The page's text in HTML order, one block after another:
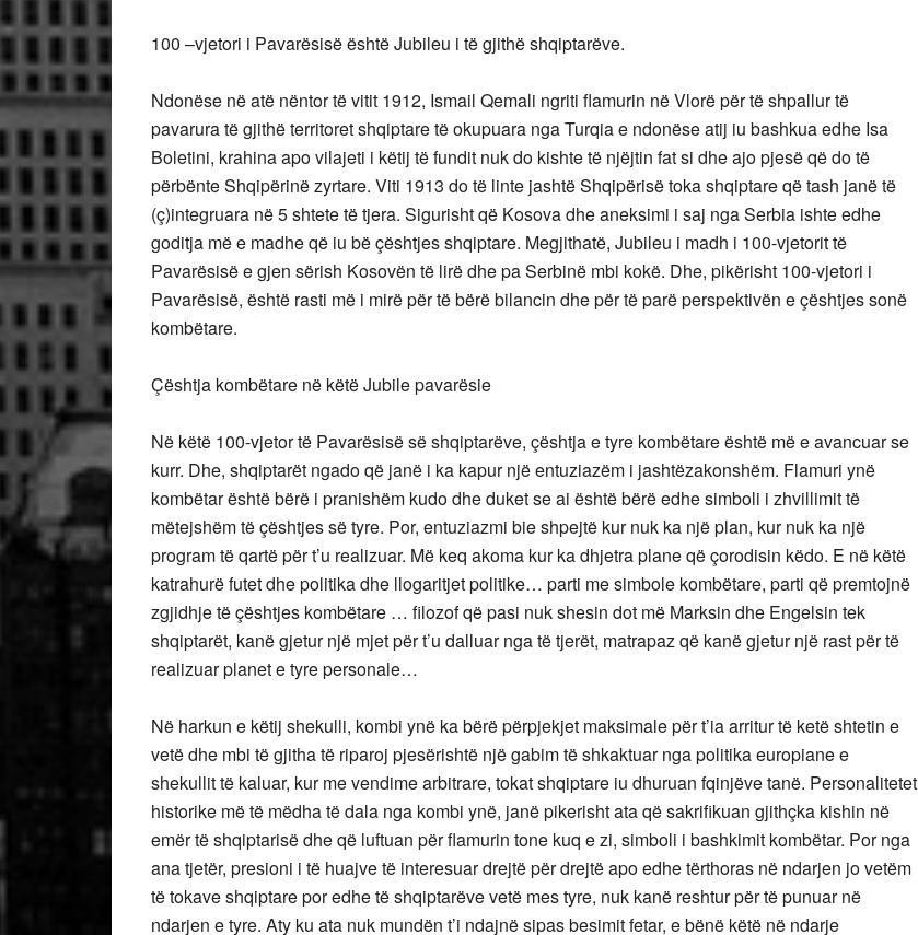
100 –vjetori i Pavarësisë është Jubileu i të gjithë shqiptarëve.
Ndonëse në atë nëntor të vitit 1912, Ismail Qemali ngriti flamurin në Vlorë për të shpallur të
pavarura të gjithë territoret shqiptare të okupuara nga Turqia e ndonëse atij iu bashkua edhe Isa
Boletini, krahina apo vilajeti i këtij të fundit nuk do kishte të njëjtin fat si dhe ajo pjesë që do të
përbënte Shqipërinë zyrtare. Viti 1913 do të linte jashtë Shqipërisë toka shqiptare që tash janë të
(ç)integruara në 5 shtete të tjera. Sigurisht që Kosova dhe aneksimi i saj nga Serbia ishte edhe
goditja më e madhe që iu bë çështjes shqiptare. Megjithatë, Jubileu i madh i 100-vjetorit të
Pavarësisë e gjen sërish Kosovën të lirë dhe pa Serbinë mbi kokë. Dhe, pikërisht 100-vjetori i
Pavarësisë, është rasti më i mirë për të bërë bilancin dhe për të parë perspektivën e çështjes sonë
kombëtare.
Çështja kombëtare në këtë Jubile pavarësie
Në këtë 100-vjetor të Pavarësisë së shqiptarëve, çështja e tyre kombëtare është më e avancuar se
kurr. Dhe, shqiptarët ngado që janë i ka kapur një entuziazëm i jashtëzakonshëm. Flamuri ynë
kombëtar është bërë i pranishëm kudo dhe duket se ai është bërë edhe simboli i zhvillimit të
mëtejshëm të çështjes së tyre. Por, entuziazmi bie shpejtë kur nuk ka një plan, kur nuk ka një
program të qartë për t’u realizuar. Më keq akoma kur ka dhjetra plane që çorodisin këdo. E në këtë
katrahurë futet dhe politika dhe llogaritjet politike… parti me simbole kombëtare, parti që premtojnë
zgjidhje të çështjes kombëtare … filozof që pasi nuk shesin dot më Marksin dhe Engelsin tek
shqiptarët, kanë gjetur një mjet për t’u dalluar nga të tjerët, matrapaz që kanë gjetur një rast për të
realizuar planet e tyre personale…
Në harkun e këtij shekulli, kombi ynë ka bërë përpjekjet maksimale për t’ia arritur të ketë shtetin e
vetë dhe mbi të gjitha të riparoj pjesërishtë një gabim të shkaktuar nga politika europiane e
shekullit të kaluar, kur me vendime arbitrare, tokat shqiptare iu dhuruan fqinjëve tanë. Personalitetet
historike më të mëdha të dala nga kombi ynë, janë pikerisht ata që sakrifikuan gjithçka kishin në
emër të shqiptarisë dhe që luftuan për flamurin tone kuq e zi, simboli i bashkimit kombëtar. Por nga
ana tjetër, presioni i të huajve të interesuar drejtë për drejtë apo edhe tërthoras në ndarjen jo vetëm
të tokave shqiptare por edhe të shqiptarëve vetë mes tyre, nuk kanë reshtur për të punuar në
ndarjen e tyre. Aty ku ata nuk mundën t’i ndajnë sipas besimit fetar, e bënë këtë në ndarje